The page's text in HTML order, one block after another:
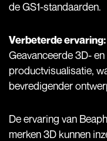
de GS1-standaarden.
Verbeterde ervaring:
Geavanceerde 3D-
productvisualisatie,
bevredigender
De ervaring van
merken 3D kunnen